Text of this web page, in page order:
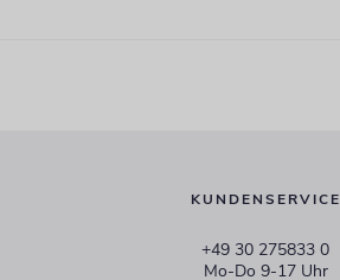
KUNDENSERVICE
+49 30 275833 0
Mo-Do 9-17 Uhr